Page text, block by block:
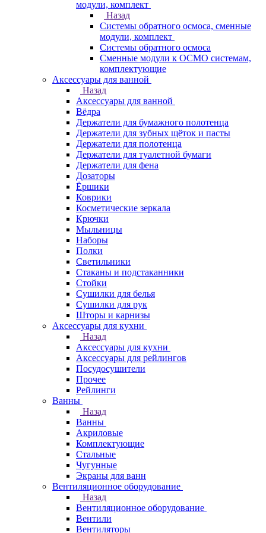
модули, комплект
Назад
Системы обратного осмоса, сменные
модули, комплект
Системы обратного осмоса
Сменные модули к ОСМО системам,
комплектующие
Аксессуары для ванной
Назад
Аксессуары для ванной
Вёдра
Держатели для бумажного полотенца
Держатели для зубных щёток и пасты
Держатели для полотенца
Держатели для туалетной бумаги
Держатели для фена
Дозаторы
Ёршики
Коврики
Косметические зеркала
Крючки
Мыльницы
Наборы
Полки
Светильники
Стаканы и подстаканники
Стойки
Сушилки для белья
Сушилки для рук
Шторы и карнизы
Аксессуары для кухни
Назад
Аксессуары для кухни
Аксессуары для рейлингов
Посудосушители
Прочее
Рейлинги
Ванны
Назад
Ванны
Акриловые
Комплектующие
Стальные
Чугунные
Экраны для ванн
Вентиляционное оборудование
Назад
Вентиляционное оборудование
Вентили
Вентиляторы